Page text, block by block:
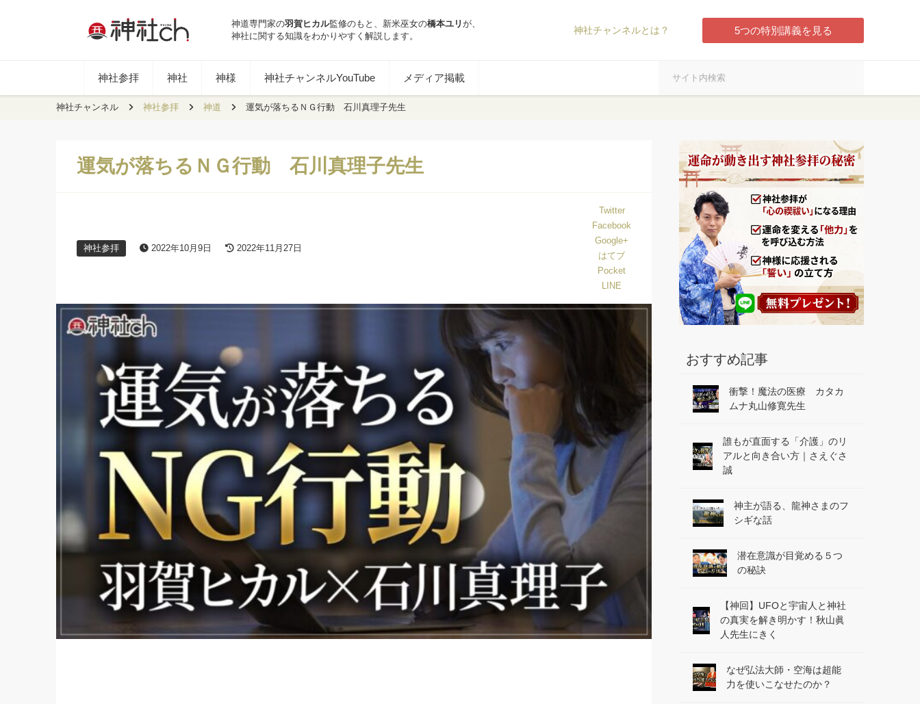
神道専門家の羽賀ヒカル監修のもと、新米巫女の橋本ユリ が、
神社に関する知識をわかりやすく解説します。
神社チャンネルとは？ 5つの特別講義を見る
神社参拝 神社 神様 神社チャンネルYouTube メディア掲載
神社チャンネル 神社参拝 神道 運気が落ちるＮＧ行動 石川真理子先生
運気が落ちるＮＧ行動 石川真理子先生
神社参拝 2022年10月9日 2022年11月27日
Twitter
Facebook
Google+
はてブ
Pocket
LINE
おすすめ記事
衝撃！魔法の医療 カタカ
ムナ丸山修寛先生
誰もが直面する「介護」のリ
アルと向き合い方｜さえぐさ
誠
神主が語る、龍神さまのフ
シギな話
潜在意識が目覚める５つ
の秘訣
【神回】UFOと宇宙人と神社
の真実を解き明かす！秋山眞
人先生にきく
なぜ弘法大師・空海は超能
力を使いこなせたのか？